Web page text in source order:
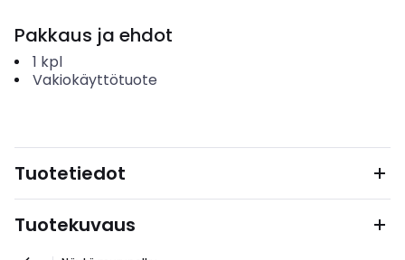
Pakkaus ja ehdot
1 kpl
Vakiokäyttötuote
Tuotetiedot
Tuotekuvaus